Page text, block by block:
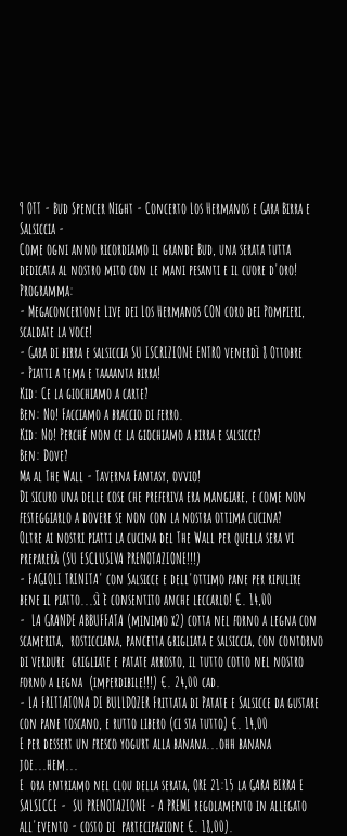
9 OTT - Bud Spencer Night - Concerto Los Hermanos e Gara Birra e
Salsiccia -
Come ogni anno ricordiamo il grande Bud, una serata tutta
dedicata al nostro mito con le mani pesanti e il cuore d'oro!
Programma:
- Megaconcertone Live dei Los Hermanos CON coro dei Pompieri,
scaldate la voce!
- Gara di birra e salsiccia SU ISCRIZIONE ENTRO venerdì 8 Ottobre
- Piatti a tema e taaaanta birra!
Kid: Ce la giochiamo a carte?
Ben: No! Facciamo a braccio di ferro.
Kid: No! Perché non ce la giochiamo a birra e salsicce?
Ben: Dove?
Ma al The Wall - Taverna Fantasy, ovvio!
Di sicuro una delle cose che preferiva era mangiare, e come non
festeggiarlo a dovere se non con la nostra ottima cucina?
Oltre ai nostri piatti la cucina del The Wall per quella sera vi
preparerà (SU ESCLUSIVA PRENOTAZIONE!!!)
- FAGIOLI TRINITA' con Salsicce e dell'ottimo pane per ripulire
bene il piatto...sì è consentito anche leccarlo! €. 14,00
-  LA GRANDE ABBUFFATA (minimo x2) cotta nel forno a legna con
scamerita,  rosticciana, pancetta grigliata e salsiccia, con contorno
di verdure  grigliate e patate arrosto, il tutto cotto nel nostro
forno a legna  (imperdibile!!!) €. 24,00 cad.
- LA FRITTATONA DI BULLDOZER Frittata di Patate e Salsicce da gustare
con pane toscano, e rutto libero (ci sta tutto) €. 14,00
E per dessert un fresco yogurt alla banana...ohh banana
joe...hem...
E  ora entriamo nel clou della serata, ORE 21:15 la GARA BIRRA E
SALSICCE -  SU PRENOTAZIONE - A PREMI regolamento in allegato
all'evento - costo di  partecipazione €. 18,00).